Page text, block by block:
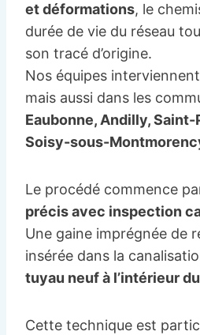
et déformations, le
durée de vie du réseau
son tracé d’origine.
Nos équipes
mais aussi dans les
Eaubonne, Andilly,
Soisy-sous-
Le procédé commence
précis avec inspection
Une gaine imprégnée de
insérée dans la
tuyau neuf à l’intérieur
Cette technique est